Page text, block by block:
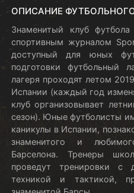
ОПИСАНИЕ
Знаменитый клуб
спортивным журналом
доступный для юных
подготовки футбольный
лагеря проходят летом
Испании (каждый год
клуб организовывает
сезон). Юные футболисты
каникулы в Испании,
знаменитого и
Барселона. Тренеры
проведут тренировки с
техникой и тактикой,